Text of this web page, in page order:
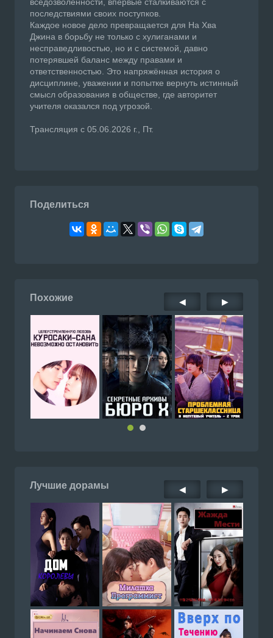
вседозволенности, впервые сталкиваются с
последствиями своих поступков.
Каждое новое дело превращается для На Хва
Джина в борьбу не только с хулиганами и
несправедливостью, но и с системой, давно
потерявшей баланс между правами и
ответственностью. Это напряжённая история о
дисциплине, уважении и попытке вернуть истинный
смысл образования в обществе, где авторитет
учителя оказался под угрозой.
Трансляция с 05.06.2026 г., Пт.
Поделиться
Похожие ◀ ▶
Лучшие дорамы ◀ ▶